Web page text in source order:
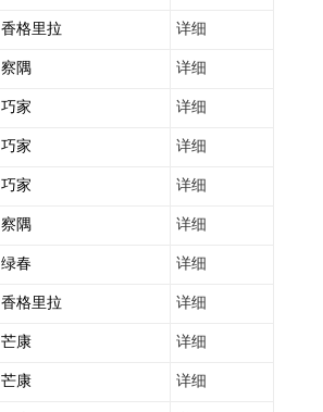
香格里拉 详细
察隅 详细
巧家 详细
巧家 详细
巧家 详细
察隅 详细
绿春 详细
香格里拉 详细
芒康 详细
芒康 详细